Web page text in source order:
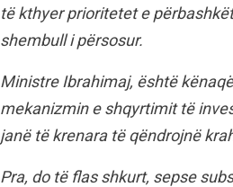
të kthyer prioritetet e
shembull i përsosur.
Ministre Ibrahimaj, është
mekanizmin e shqyrtimit të
janë të krenara të qëndrojnë
Pra, do të flas shkurt, sepse